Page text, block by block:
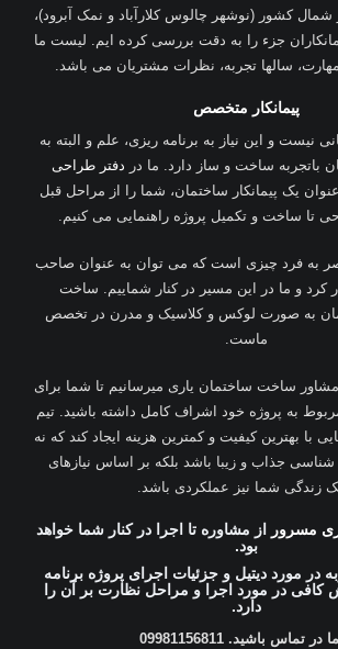
شمال کشور (نوشهر چالوس کلارآباد و نمک آبرود)،
جزء را به دقت بررسی کرده ایم. لیست ما
سالها تجربه، نظرات مشتریان می باشد.
پیمانکار متخصص
نیست و این نیاز به برنامه ریزی، علم و البته به
باتجربه ساخت و ساز دارد. ما در دفتر طراحی
یک پیمانکار ساختمان، شما را از مراحل قبل
تا ساخت و تکمیل پروژه راهنمایی می کنیم.
به فرد چیزی است که می توان به عنوان صاحب
کرد و ما در این مسیر در کنار شماییم. ساخت
به صورت لوکس و کلاسیک و مدرن در تخصص
ماست.
ساخت ساختمان یاری میرسانیم تا شما برای
به پروژه خود اشراف کامل داشته باشید. تیم
با بهترین کیفیت و کمترین هزینه ایجاد کند که نه
شناسی جذاب و زیبا باشد بلکه بر اساس نیازهای
زندگی شما نیز عملکردی باشد.
مسرور
از مشاوره تا اجرا در کنار شما خواهد
بود.
در مورد دیتیل و جزئیات اجرای پروژه برنامه‌
کافی در مورد اجرا و مراحل نظارت بر آن را
دارد.
در تماس باشید. 09981156811